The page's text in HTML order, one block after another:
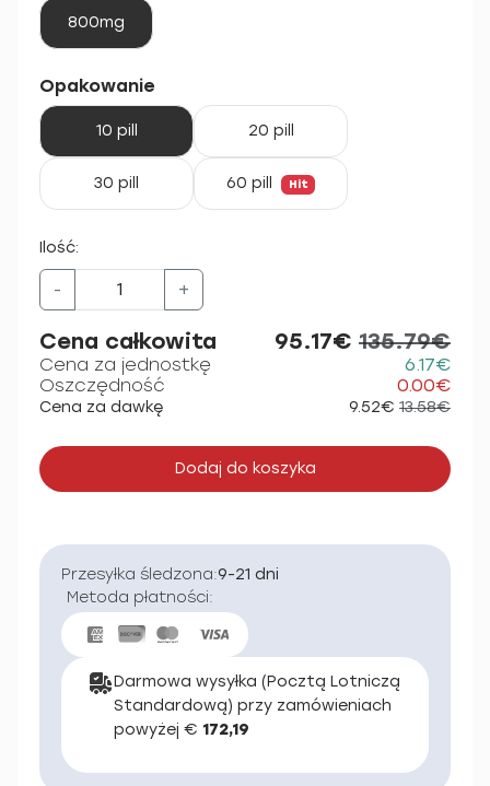
800mg
Opakowanie
10 pill 20 pill
30 pill 60 pill Hit
Ilość:
- +
Cena całkowita 95.17€ 135.79€
Cena za jednostkę
6.17€
Oszczędność
0.00€
Cena za dawkę 9.52€ 13.58€
Dodaj do koszyka
Przesyłka śledzona:9-21 dni
Metoda płatności:
Darmowa wysyłka (Pocztą Lotniczą
Standardową) przy zamówieniach
powyżej € 172,19